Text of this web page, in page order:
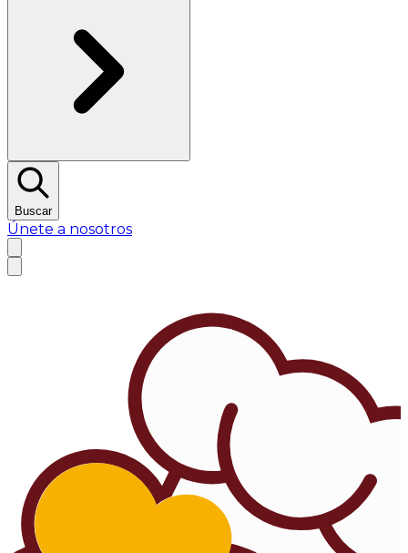
Buscar
Únete a nosotros